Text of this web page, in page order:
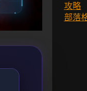
攻略
部落